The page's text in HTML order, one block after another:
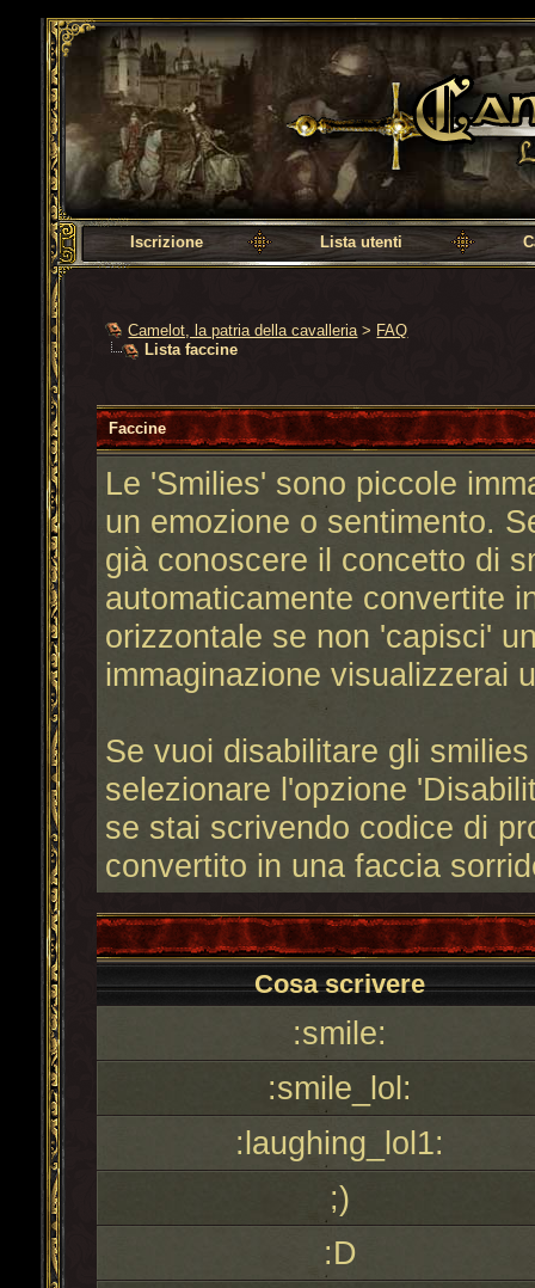
Camelot, la patria della cavalleria
Iscrizione Lista utenti
Camelot, la patria della cavalleria > FAQ
Lista faccine
Faccine
Le 'Smilies' sono piccole
un emozione o sentimento.
già conoscere il concetto di
automaticamente convertite
orizzontale se non 'capisci'
immaginazione visualizzerai
Se vuoi disabilitare gli
selezionare l'opzione
se stai scrivendo codice di
convertito in una faccia
Cosa scrivere
:smile:
:smile_lol:
:laughing_lol1:
;)
:D